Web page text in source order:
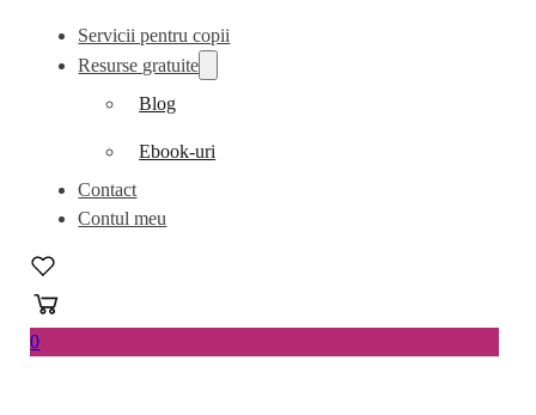
Servicii pentru copii
Resurse gratuite
Blog
Ebook-uri
Contact
Contul meu
0